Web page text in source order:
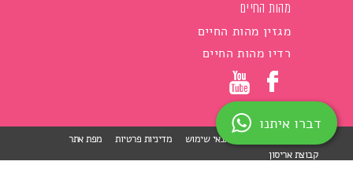
מהות החיים
מגזין מהות החיים
רדיו מהות החיים
תנאי שימוש מדיניות פרטיות
מפת אתר
קבוצת אריסון
דברו איתנו